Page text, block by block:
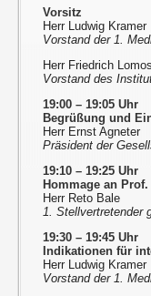
Vorsitz
Herr Ludwig Kramer
Vorstand der 1.
Herr Friedrich
Vorstand des
19:00 – 19:05 Uhr
Begrüßung und
Herr Ernst Agneter
Präsident der
19:10 – 19:25 Uhr
Hommage an
Herr Reto Bale
1. Stellvertretender
19:30 – 19:45 Uhr
Indikationen für
Herr Ludwig Kramer
Vorstand der 1.